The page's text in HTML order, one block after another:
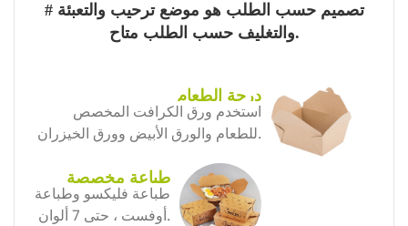
# تصميم حسب الطلب هو موضع ترحيب والتعبئة
والتغليف حسب الطلب متاح.
درجة الطعام
استخدم ورق الكرافت المخصص
للطعام والورق الأبيض وورق الخيزران.
طباعة مخصصة
طباعة فليكسو وطباعة
أوفست ، حتى 7 ألوان.